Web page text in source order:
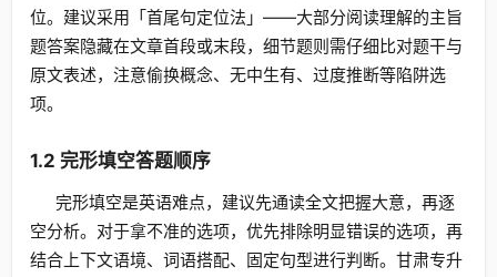
位。建议采用「首尾句定位法」——大部分阅读理解的主旨
题答案隐藏在文章首段或末段，细节题则需仔细比对题干与
原文表述，注意偷换概念、无中生有、过度推断等陷阱选
项。
1.2 完形填空答题顺序
完形填空是英语难点，建议先通读全文把握大意，再逐
空分析。对于拿不准的选项，优先排除明显错误的选项，再
结合上下文语境、词语搭配、固定句型进行判断。甘肃专升